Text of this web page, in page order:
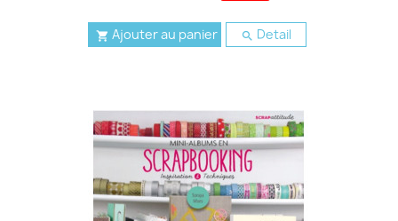
 Ajouter au panier  Detail